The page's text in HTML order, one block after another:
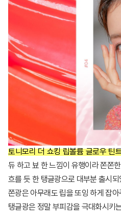
토니모리 더 쇼킹 립볼륨 글로우 틴
듀 하고 뵤 한 느낌이 유행이라 쫀쫀
흐를 듯 한 탱글광으로 대부분 출시
쫀광은 아무래도 립을 또잉 하게 잡아
탱글광은 정말 부피감을 극대화시키